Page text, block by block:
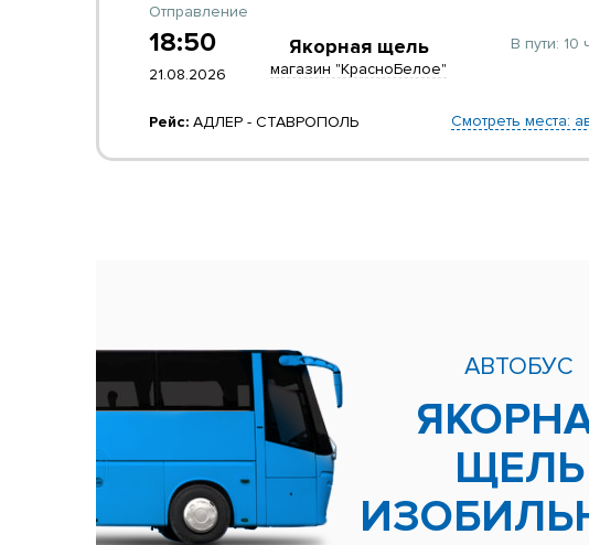
Отправление
18:50
21.08.2026
Якорная щель
магазин "КрасноБелое"
В пути: 10
Рейс: АДЛЕР - СТАВРОПОЛЬ Смотреть места:
АВТОБУС
ЩЕЛЬ